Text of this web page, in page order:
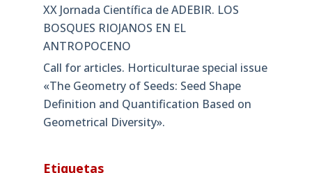
XX Jornada Científica de ADEBIR. LOS
BOSQUES RIOJANOS EN EL
ANTROPOCENO
Call for articles. Horticulturae special issue
«The Geometry of Seeds: Seed Shape
Definition and Quantification Based on
Geometrical Diversity»​.
Etiquetas